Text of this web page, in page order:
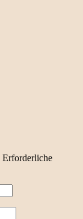
Erforderliche